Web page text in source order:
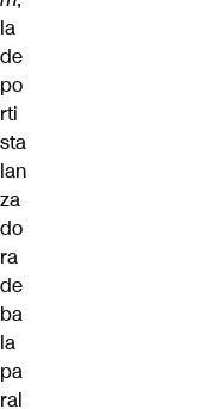
la
de
po
rti
sta
lan
za
do
ra
de
ba
la
pa
ral